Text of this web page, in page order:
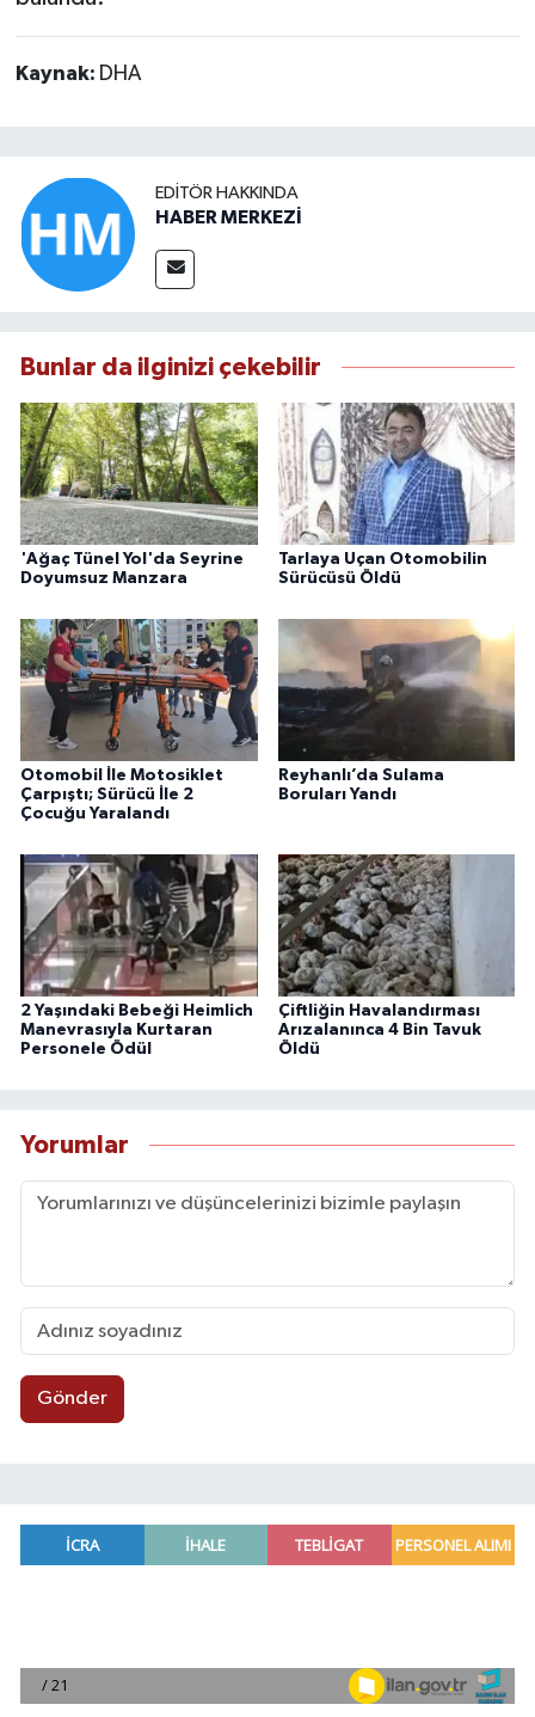
Kaynak: DHA
EDITÖR HAKKINDA
HABER MERKEZİ
Bunlar da ilginizi çekebilir
'Ağaç Tünel Yol'da Seyrine
Doyumsuz Manzara
Tarlaya Uçan Otomobilin
Sürücüsü Öldü
Otomobil İle Motosiklet
Çarpıştı; Sürücü İle 2
Çocuğu Yaralandı
Reyhanlı’da Sulama
Boruları Yandı
2 Yaşındaki Bebeği Heimlich
Manevrasıyla Kurtaran
Personele Ödül
Çiftliğin Havalandırması
Arızalanınca 4 Bin Tavuk
Öldü
Yorumlar
Gönder